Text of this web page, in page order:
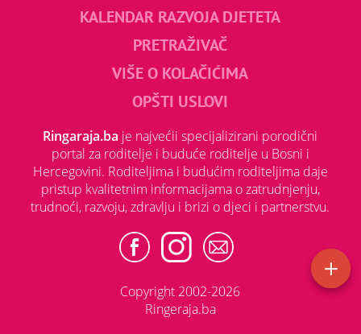
KALENDAR RAZVOJA DJETETA
PRETRAŽIVAČ
VIŠE O KOLAČIĆIMA
OPŠTI USLOVI
Ringaraja.ba je najvećii specijalizirani porodični
portal za roditelje i buduće roditelje u Bosni i
Hercegovini. Roditeljima i budućim roditeljima daje
pristup kvalitetnim informacijama o zatrudnjenju,
trudnoći, razvoju, zdravlju i brizi o djeci i partnerstvu.
Copyright 2002-2026
Ringeraja.ba